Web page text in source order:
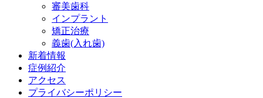
審美歯科
インプラント
矯正治療
義歯(入れ歯)
新着情報
症例紹介
アクセス
プライバシーポリシー